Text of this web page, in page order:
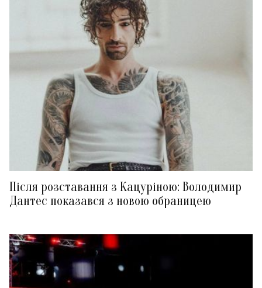
Після розставання з Кацуріною: Володимир
Дантес показався з новою обраницею